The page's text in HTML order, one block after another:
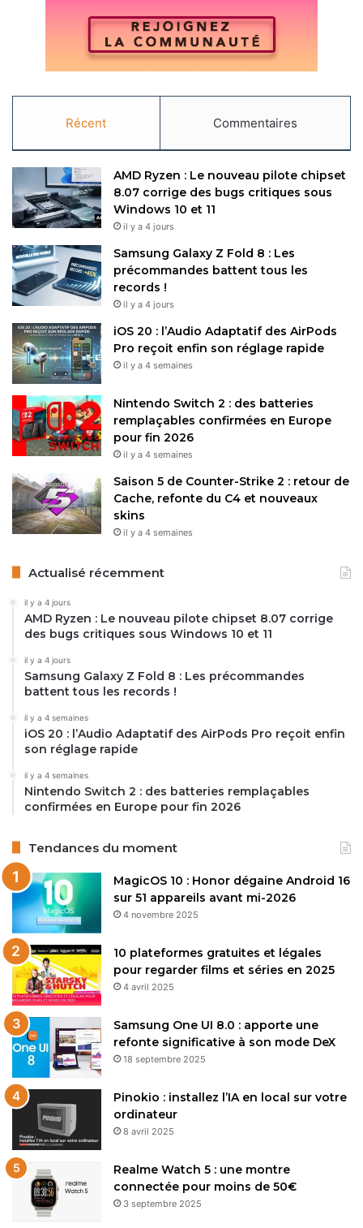
Récent Commentaires
AMD Ryzen : Le nouveau pilote chipset
8.07 corrige des bugs critiques sous
Windows 10 et 11
il y a 4 jours
Samsung Galaxy Z Fold 8 : Les
précommandes battent tous les
records !
il y a 4 jours
iOS 20 : l’Audio Adaptatif des AirPods
Pro reçoit enfin son réglage rapide
il y a 4 semaines
Nintendo Switch 2 : des batteries
remplaçables confirmées en Europe
pour fin 2026
il y a 4 semaines
Saison 5 de Counter-Strike 2 : retour de
Cache, refonte du C4 et nouveaux
skins
il y a 4 semaines
Actualisé récemment
il y a 4 jours
AMD Ryzen : Le nouveau pilote chipset 8.07 corrige
des bugs critiques sous Windows 10 et 11
il y a 4 jours
Samsung Galaxy Z Fold 8 : Les précommandes
battent tous les records !
il y a 4 semaines
iOS 20 : l’Audio Adaptatif des AirPods Pro reçoit enfin
son réglage rapide
il y a 4 semaines
Nintendo Switch 2 : des batteries remplaçables
confirmées en Europe pour fin 2026
Tendances du moment
MagicOS 10 : Honor dégaine Android 16
sur 51 appareils avant mi-2026
4 novembre 2025
10 plateformes gratuites et légales
pour regarder films et séries en 2025
4 avril 2025
Samsung One UI 8.0 : apporte une
refonte significative à son mode DeX
18 septembre 2025
Pinokio : installez l’IA en local sur votre
ordinateur
8 avril 2025
Realme Watch 5 : une montre
connectée pour moins de 50€
3 septembre 2025